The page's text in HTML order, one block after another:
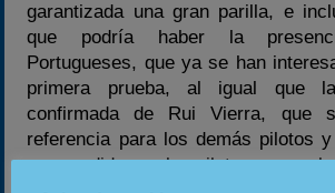
garantizada una gran parilla, e
que podría haber la
Portugueses, que ya se han
primera prueba, al igual que
confirmada de Rui Vierra, que
referencia para los demás pilotos
sorprendido con los pilotos que